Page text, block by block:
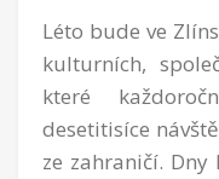
Léto bude ve
kulturních,
které
desetitisíce
ze zahraničí.